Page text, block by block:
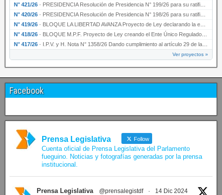
N° 421/26 · PRESIDENCIA Resolución de Presidencia N° 199/26 para su ratificación.
N° 420/26 · PRESIDENCIA Resolución de Presidencia N° 198/26 para su ratificación.
N° 419/26 · BLOQUE LA LIBERTAD AVANZA Proyecto de Ley declarando la esencialidad del servicio educativ…
N° 418/26 · BLOQUE M.P.F. Proyecto de Ley creando el Ente Único Regulador de servicios públicos de la …
N° 417/26 · I.P.V. y H. Nota N° 1358/26 Dando cumplimiento al artículo 29 de la Ley provincial N° 1399…
Ver proyectos »
Facebook
Prensa Legislativa Follow
Cuenta oficial de Prensa Legislativa del Parlamento
fueguino. Noticias y fotografías generadas por la prensa
institucional.
Prensa Legislativa @prensalegistdf · 14 Dic 2024